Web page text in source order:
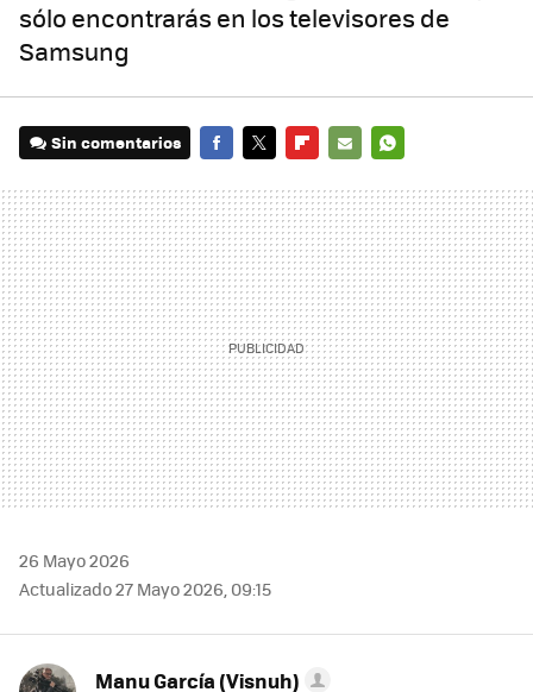
sólo encontrarás en los televisores de
Samsung
Sin comentarios
MAIL
26 Mayo 2026
Actualizado 27 Mayo 2026, 09:15
Manu García (Visnuh)